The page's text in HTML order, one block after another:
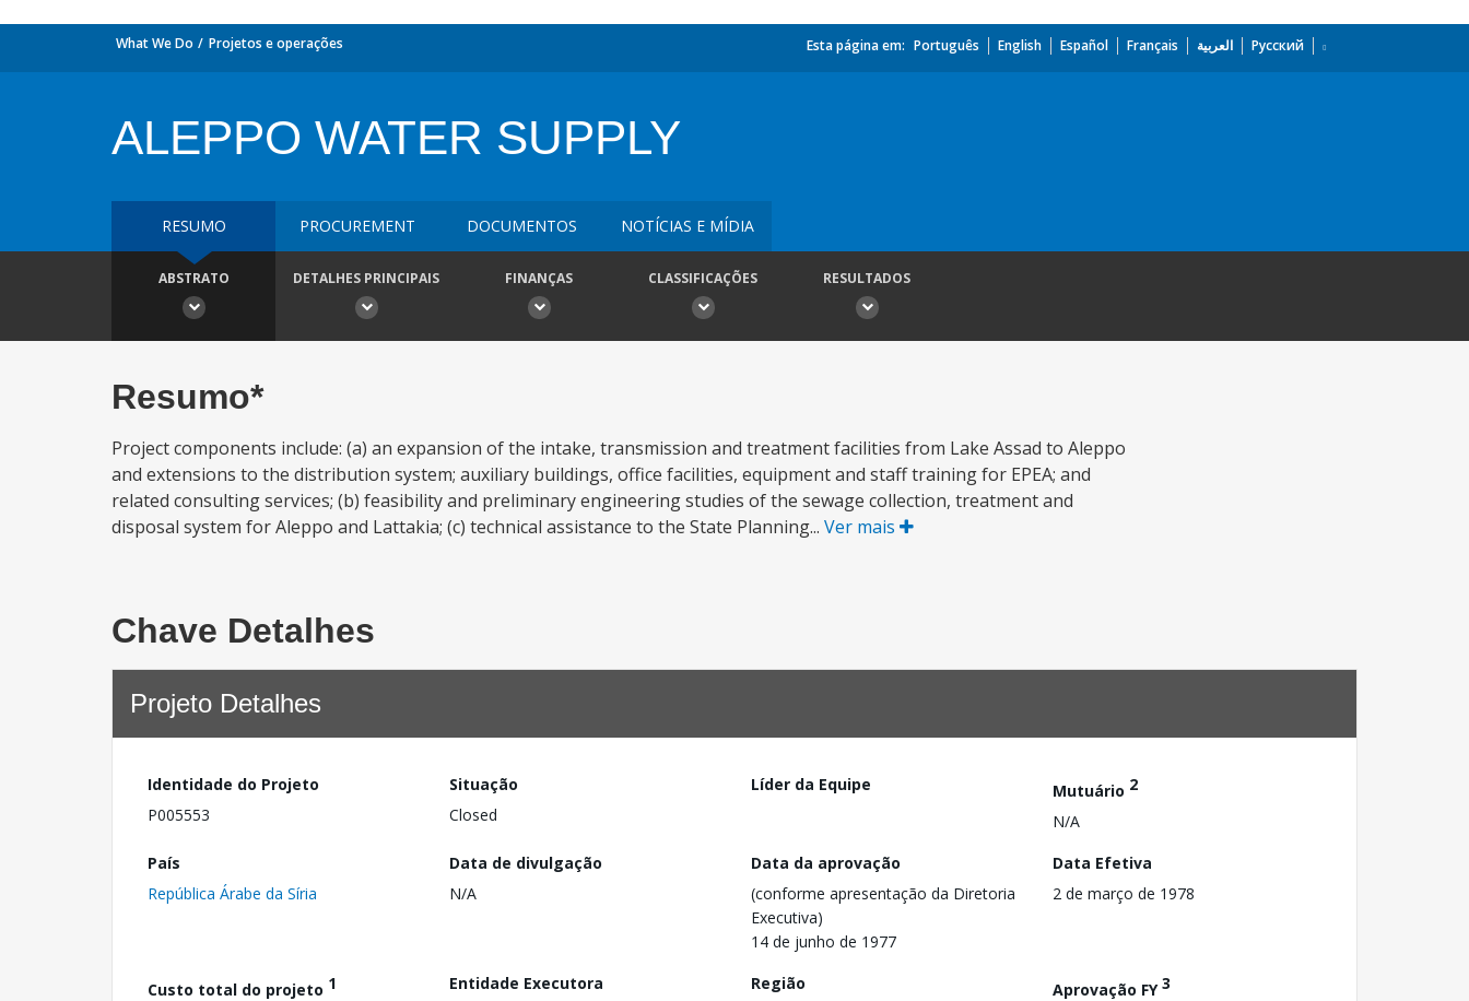
What We Do Projetos e operações Esta página em: Português English Español Français العربية Русский
ALEPPO WATER SUPPLY
RESUMO PROCUREMENT DOCUMENTOS NOTÍCIAS E MÍDIA
ABSTRATO DETALHES PRINCIPAIS FINANÇAS CLASSIFICAÇÕES RESULTADOS
Resumo*
Project components include: (a) an expansion of the intake, transmission and treatment facilities from Lake Assad to Aleppo
and extensions to the distribution system; auxiliary buildings, office facilities, equipment and staff training for EPEA; and
related consulting services; (b) feasibility and preliminary engineering studies of the sewage collection, treatment and
disposal system for Aleppo and Lattakia; (c) technical assistance to the State Planning... Ver mais
Chave Detalhes
Projeto Detalhes
Identidade do Projeto
P005553
Situação
Closed
Líder da Equipe Mutuário 2
N/A
País
República Árabe da Síria
Data de divulgação
N/A
Data da aprovação
(conforme apresentação da Diretoria
Executiva)
14 de junho de 1977
Data Efetiva
2 de março de 1978
Custo total do projeto 1
Entidade Executora
Região
Aprovação FY3